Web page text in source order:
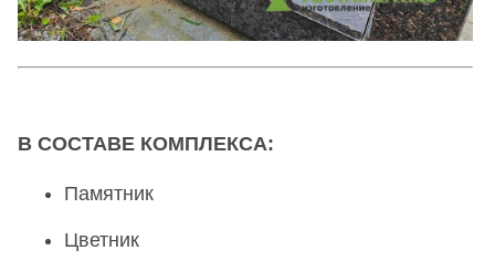
В СОСТАВЕ КОМПЛЕКСА:
Памятник
Цветник